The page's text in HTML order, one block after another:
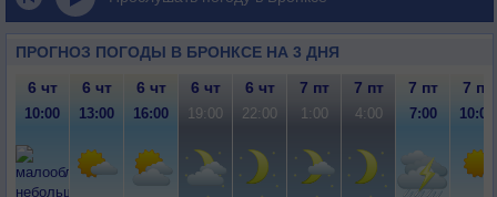
ПРОГНОЗ ПОГОДЫ В БРОНКСЕ НА 3 ДНЯ
6 чт 6 чт 6 чт 6 чт 6 чт 7 пт 7 пт 7 пт 7 пт
10:00 13:00 16:00 19:00 22:00 1:00 4:00 7:00 10:00